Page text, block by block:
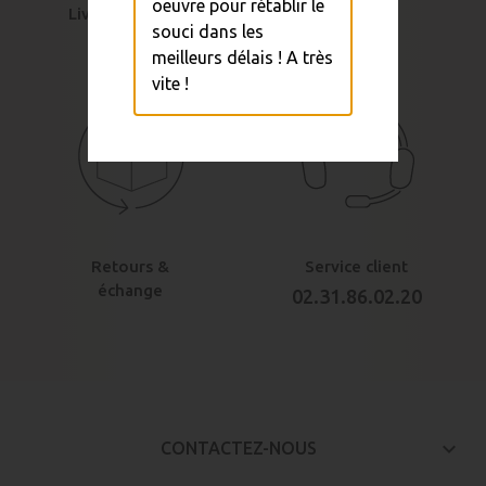
Livraison rapide
Sécurité &
Retours &
échange
Service client
02.31.86.02.20
CONTACTEZ-NOUS
oeuvre pour rétablir le
souci dans les
meilleurs délais ! A très
vite !